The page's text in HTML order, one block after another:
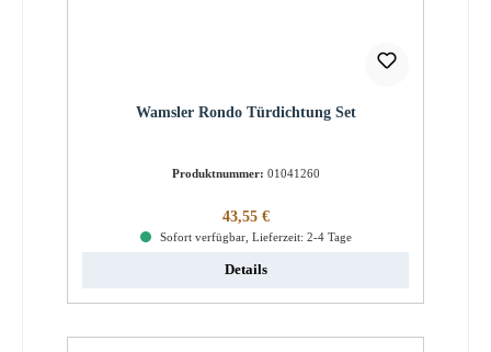
Wamsler Rondo Türdichtung Set
Produktnummer: 01041260
Regulärer Preis:
43,55 €
Sofort verfügbar, Lieferzeit: 2-4 Tage
Details